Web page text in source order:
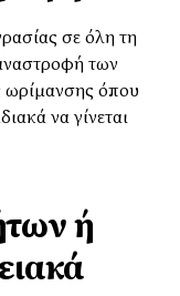
σε όλη τη
των
ωρίμανσης όπου
να γίνεται
ή